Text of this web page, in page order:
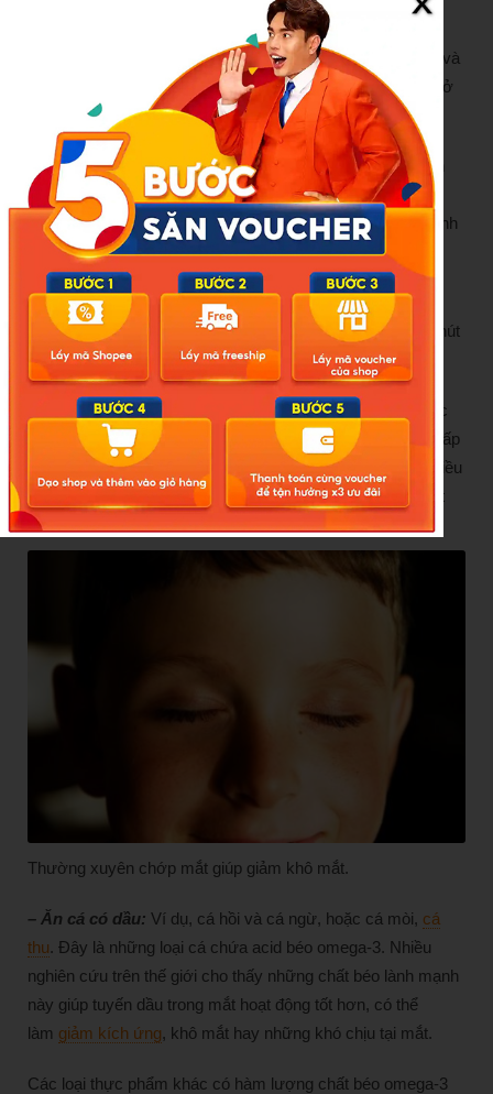
Làm sạch mí mắt cũng như vùng da và
tóc xung quanh mắt có thể giúp kiểm soát tình trạng viêm ở
mí mắt, làm dịu và giảm khó chịu tại mắt.
– Tăng cường chớp mắt:Nhìn chằm chằm vào máy tính
sẽ hạn chế số lần bạn chớp mắt mỗi phút. Vì vậy hãy cố
gắng chớp mắt thường xuyên khi bạn làm việc với máy tính
hay xem điện thoại giúp bôi trơn bề mặt nhãn cầu, đẩy bụi
bẩn ra ngoài, giảm khô mắt.
Thực hiện theo quy tắc 20/20: Nhắm mắt lại sau mỗi 20 phút
trong 20 giây.
Ngoài ra, bạn có thể thực hiện một thủ thuật đơn giản khác
để giữ ẩm cho mắt khi sử dụng máy tính: Đặt màn hình thấp
hơn tầm mắt. Khi đó, bạn sẽ không cần phải mở to mắt, điều
này có thể giúp làm chậm quá trình bay hơi của nước mắt
giữa các lần chớp mắt.
Thường xuyên chớp mắt giúp giảm khô mắt.
– Ăn cá có dầu: Ví dụ, cá hồi và cá ngừ, hoặc cá mòi, cá
thu. Đây là những loại cá chứa acid béo omega-3. Nhiều
nghiên cứu trên thế giới cho thấy những chất béo lành mạnh
này giúp tuyến dầu trong mắt hoạt động tốt hơn, có thể
làm giảm kích ứng, khô mắt hay những khó chịu tại mắt.
Các loại thực phẩm khác có hàm lượng chất béo omega-3